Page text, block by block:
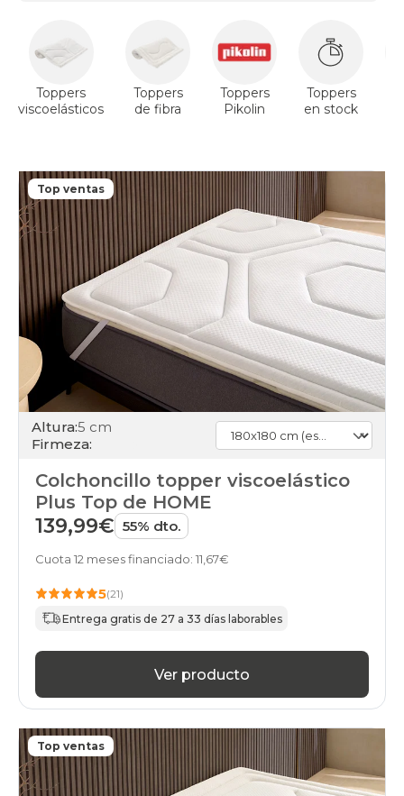
Toppers
viscoelásticos
Toppers
de fibra
Toppers
Pikolin
Toppers
en stock
Top ventas
Altura:5 cm
Firmeza:
Colchoncillo topper viscoelástico
Plus Top de HOME
139,99€ 55% dto.
Cuota 12 meses financiado: 11,67€
5(21)
Entrega gratis de 27 a 33 días laborables
Ver producto
Top ventas